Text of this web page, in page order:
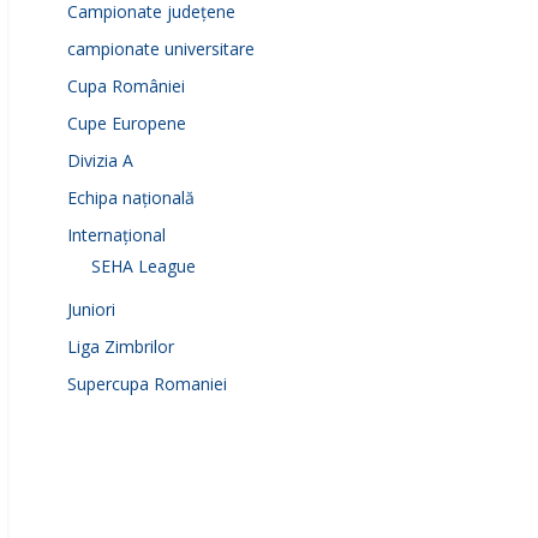
Campionate județene
campionate universitare
Cupa României
Cupe Europene
Divizia A
Echipa națională
Internațional
SEHA League
Juniori
Liga Zimbrilor
Supercupa Romaniei